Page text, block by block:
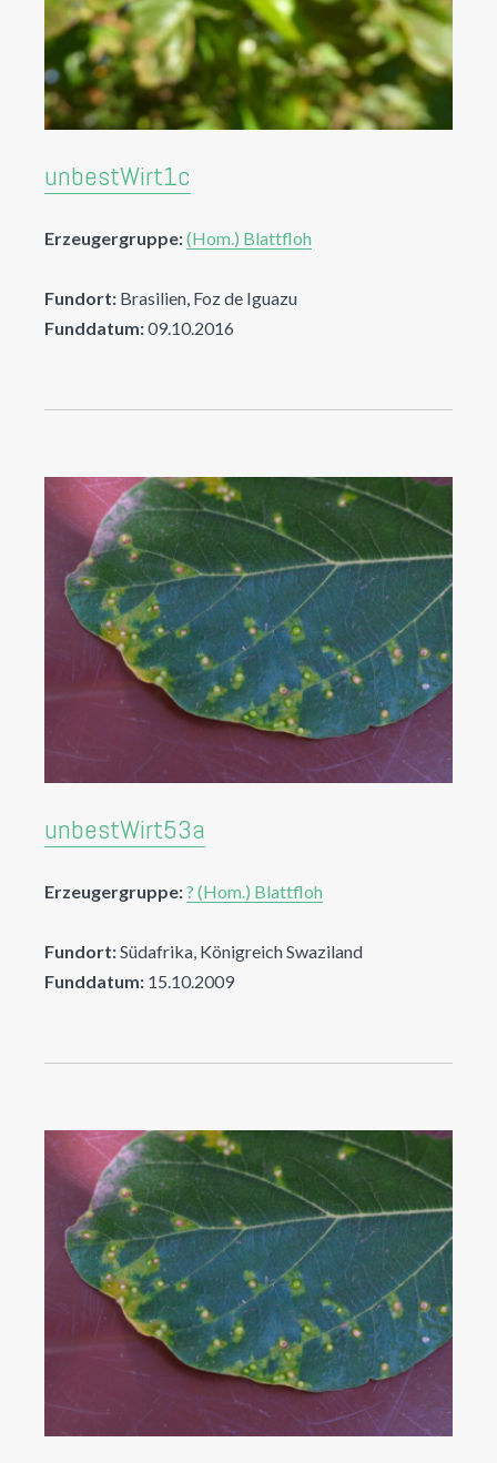
unbestWirt1c
Erzeugergruppe:(Hom.) Blattfloh
Fundort: Brasilien, Foz de Iguazu
Funddatum:09.10.2016
unbestWirt53a
Erzeugergruppe:? (Hom.) Blattfloh
Fundort:Südafrika, Königreich Swaziland
Funddatum: 15.10.2009